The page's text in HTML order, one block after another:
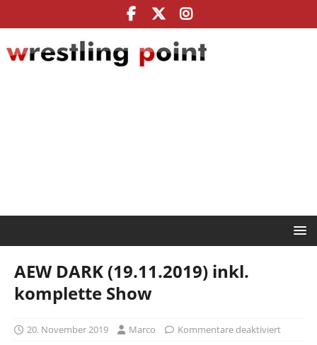
AEW DARK (19.11.2019) inkl.
komplette Show
20. November 2019 Marco Kommentare deaktiviert